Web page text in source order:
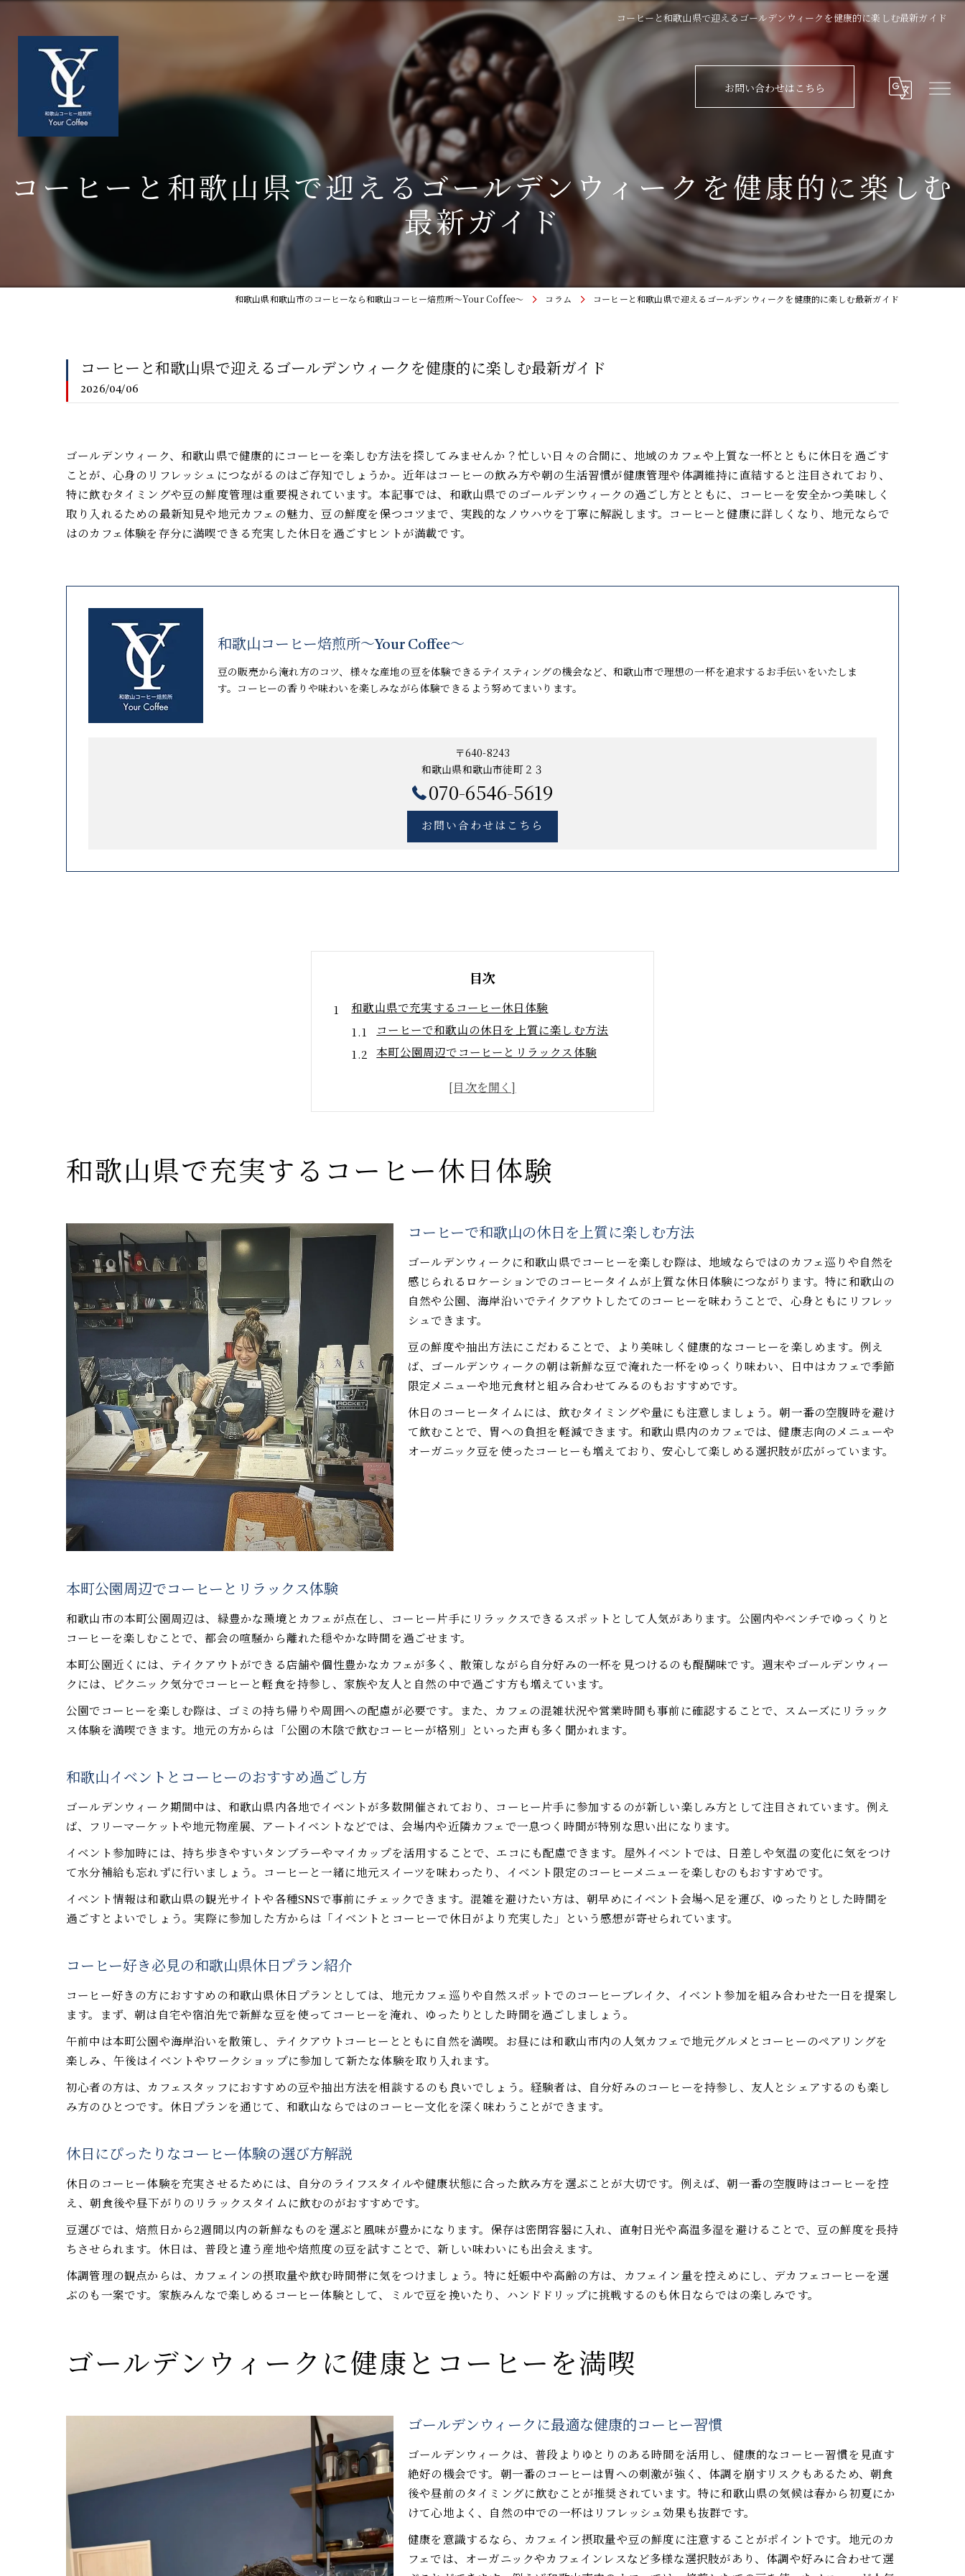
コーヒーと和歌山県で迎えるゴールデンウィークを健康的に楽しむ最新ガイド
お問い合わせはこちら
コーヒーと和歌山県で迎えるゴールデンウィークを健康的に楽しむ
最新ガイド
和歌山県和歌山市のコーヒーなら和歌山コーヒー焙煎所〜Your Coffee〜 コラム コーヒーと和歌山県で迎えるゴールデンウィークを健康的に楽しむ最新ガイド
コーヒーと和歌山県で迎えるゴールデンウィークを健康的に楽しむ最新ガイド
2026/04/06
ゴールデンウィーク、和歌山県で健康的にコーヒーを楽しむ方法を探してみませんか？忙しい日々の合間に、地域のカフェや上質な一杯とともに休日を過ごす
ことが、心身のリフレッシュにつながるのはご存知でしょうか。近年はコーヒーの飲み方や朝の生活習慣が健康管理や体調維持に直結すると注目されており、
特に飲むタイミングや豆の鮮度管理は重要視されています。本記事では、和歌山県でのゴールデンウィークの過ごし方とともに、コーヒーを安全かつ美味しく
取り入れるための最新知見や地元カフェの魅力、豆の鮮度を保つコツまで、実践的なノウハウを丁寧に解説します。コーヒーと健康に詳しくなり、地元ならで
はのカフェ体験を存分に満喫できる充実した休日を過ごすヒントが満載です。
和歌山コーヒー焙煎所〜Your Coffee〜
豆の販売から淹れ方のコツ、様々な産地の豆を体験できるテイスティングの機会など、和歌山市で理想の一杯を追求するお手伝いをいたしま
す。コーヒーの香りや味わいを楽しみながら体験できるよう努めてまいります。
〒640-8243
和歌山県和歌山市徒町２３
070-6546-5619
お問い合わせはこちら
目次
和歌山県で充実するコーヒー休日体験
コーヒーで和歌山の休日を上質に楽しむ方法
本町公園周辺でコーヒーとリラックス体験
コーヒー好き必見の和歌山県休日プラン紹介
ゴールデンウィークに最適な健康的コーヒー習慣
コーヒーで心身リセットする休日のすすめ
コーヒーと健康を両立させる連休の過ごし方
朝のコーヒーと体調管理の秘訣を解説
朝のコーヒーで健康を守るポイント紹介
体調管理に役立つ朝のコーヒー習慣とは
コーヒーと朝食の理想的な取り合わせ解説
空腹時のコーヒーが体調に与える影響と対策
コーヒーの最適な飲み方で朝を快適に過ごす
良質なコーヒー豆の鮮度を保つコツ
コーヒー豆の鮮度を長持ちさせる保存方法
焙煎日から考えるコーヒーのベストな飲み頃
コーヒー豆の管理で香りと味を最大限に楽しむ
鮮度が落ちにくいコーヒー豆選びのポイント
コーヒーの保存容器と環境の選び方解説
地元カフェ巡りで休日に心身リフレッシュ
カフェ巡りで知るコーヒーの新しい魅力発見
和歌山で見つける新しいコーヒー習慣
イベントとリンクしたコーヒーの楽しみ方提案
和歌山県で充実するコーヒー休日体験
コーヒーで和歌山の休日を上質に楽しむ方法
ゴールデンウィークに和歌山県でコーヒーを楽しむ際は、地域ならではのカフェ巡りや自然を
感じられるロケーションでのコーヒータイムが上質な休日体験につながります。特に和歌山の
自然や公園、海岸沿いでテイクアウトしたてのコーヒーを味わうことで、心身ともにリフレッ
シュできます。
豆の鮮度や抽出方法にこだわることで、より美味しく健康的なコーヒーを楽しめます。例え
ば、ゴールデンウィークの朝は新鮮な豆で淹れた一杯をゆっくり味わい、日中はカフェで季節
限定メニューや地元食材と組み合わせてみるのもおすすめです。
休日のコーヒータイムには、飲むタイミングや量にも注意しましょう。朝一番の空腹時を避け
て飲むことで、胃への負担を軽減できます。和歌山県内のカフェでは、健康志向のメニューや
オーガニック豆を使ったコーヒーも増えており、安心して楽しめる選択肢が広がっています。
本町公園周辺でコーヒーとリラックス体験
和歌山市の本町公園周辺は、緑豊かな環境とカフェが点在し、コーヒー片手にリラックスできるスポットとして人気があります。公園内やベンチでゆっくりと
コーヒーを楽しむことで、都会の喧騒から離れた穏やかな時間を過ごせます。
本町公園近くには、テイクアウトができる店舗や個性豊かなカフェが多く、散策しながら自分好みの一杯を見つけるのも醍醐味です。週末やゴールデンウィー
クには、ピクニック気分でコーヒーと軽食を持参し、家族や友人と自然の中で過ごす方も増えています。
公園でコーヒーを楽しむ際は、ゴミの持ち帰りや周囲への配慮が必要です。また、カフェの混雑状況や営業時間も事前に確認することで、スムーズにリラック
ス体験を満喫できます。地元の方からは「公園の木陰で飲むコーヒーが格別」といった声も多く聞かれます。
和歌山イベントとコーヒーのおすすめ過ごし方
ゴールデンウィーク期間中は、和歌山県内各地でイベントが多数開催されており、コーヒー片手に参加するのが新しい楽しみ方として注目されています。例え
ば、フリーマーケットや地元物産展、アートイベントなどでは、会場内や近隣カフェで一息つく時間が特別な思い出になります。
イベント参加時には、持ち歩きやすいタンブラーやマイカップを活用することで、エコにも配慮できます。屋外イベントでは、日差しや気温の変化に気をつけ
て水分補給も忘れずに行いましょう。コーヒーと一緒に地元スイーツを味わったり、イベント限定のコーヒーメニューを楽しむのもおすすめです。
イベント情報は和歌山県の観光サイトや各種SNSで事前にチェックできます。混雑を避けたい方は、朝早めにイベント会場へ足を運び、ゆったりとした時間を
過ごすとよいでしょう。実際に参加した方からは「イベントとコーヒーで休日がより充実した」という感想が寄せられています。
コーヒー好き必見の和歌山県休日プラン紹介
コーヒー好きの方におすすめの和歌山県休日プランとしては、地元カフェ巡りや自然スポットでのコーヒーブレイク、イベント参加を組み合わせた一日を提案し
ます。まず、朝は自宅や宿泊先で新鮮な豆を使ってコーヒーを淹れ、ゆったりとした時間を過ごしましょう。
午前中は本町公園や海岸沿いを散策し、テイクアウトコーヒーとともに自然を満喫。お昼には和歌山市内の人気カフェで地元グルメとコーヒーのペアリングを
楽しみ、午後はイベントやワークショップに参加して新たな体験を取り入れます。
初心者の方は、カフェスタッフにおすすめの豆や抽出方法を相談するのも良いでしょう。経験者は、自分好みのコーヒーを持参し、友人とシェアするのも楽し
み方のひとつです。休日プランを通じて、和歌山ならではのコーヒー文化を深く味わうことができます。
休日にぴったりなコーヒー体験の選び方解説
休日のコーヒー体験を充実させるためには、自分のライフスタイルや健康状態に合った飲み方を選ぶことが大切です。例えば、朝一番の空腹時はコーヒーを控
え、朝食後や昼下がりのリラックスタイムに飲むのがおすすめです。
豆選びでは、焙煎日から2週間以内の新鮮なものを選ぶと風味が豊かになります。保存は密閉容器に入れ、直射日光や高温多湿を避けることで、豆の鮮度を長持
ちさせられます。休日は、普段と違う産地や焙煎度の豆を試すことで、新しい味わいにも出会えます。
体調管理の観点からは、カフェインの摂取量や飲む時間帯に気をつけましょう。特に妊娠中や高齢の方は、カフェイン量を控えめにし、デカフェコーヒーを選
ぶのも一案です。家族みんなで楽しめるコーヒー体験として、ミルで豆を挽いたり、ハンドドリップに挑戦するのも休日ならではの楽しみです。
ゴールデンウィークに健康とコーヒーを満喫
ゴールデンウィークに最適な健康的コーヒー習慣
ゴールデンウィークは、普段よりゆとりのある時間を活用し、健康的なコーヒー習慣を見直す
絶好の機会です。朝一番のコーヒーは胃への刺激が強く、体調を崩すリスクもあるため、朝食
後や昼前のタイミングに飲むことが推奨されています。特に和歌山県の気候は春から初夏にか
けて心地よく、自然の中での一杯はリフレッシュ効果も抜群です。
健康を意識するなら、カフェイン摂取量や豆の鮮度に注意することがポイントです。地元のカ
フェでは、オーガニックやカフェインレスなど多様な選択肢があり、体調や好みに合わせて選
お問い合わせはこちら
お問い合わせはこちら